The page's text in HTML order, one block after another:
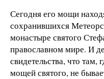
Сегодня его мощи
сохранившихся
монастыре святого
православном мире. И
свидетельства, что там,
мощей святого, не